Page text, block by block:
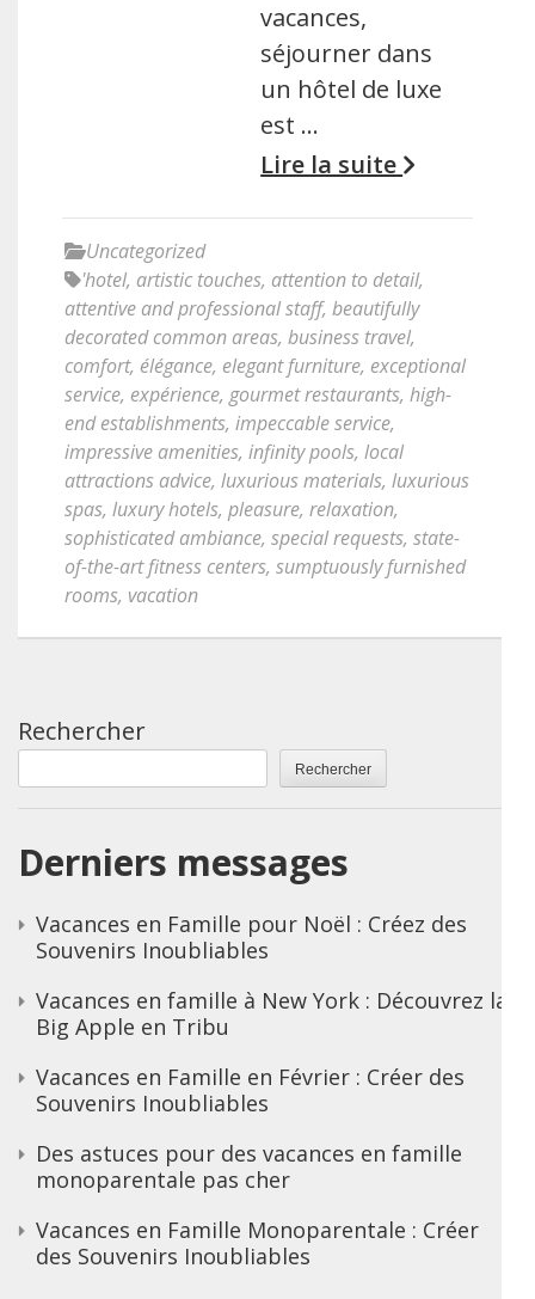
vacances,
séjourner dans
un hôtel de luxe
est …
Lire la suite
Uncategorized
'hotel, artistic touches, attention to detail,
attentive and professional staff, beautifully
decorated common areas, business travel,
comfort, élégance, elegant furniture, exceptional
service, expérience, gourmet restaurants, high-
end establishments, impeccable service,
impressive amenities, infinity pools, local
attractions advice, luxurious materials, luxurious
spas, luxury hotels, pleasure, relaxation,
sophisticated ambiance, special requests, state-
of-the-art fitness centers, sumptuously furnished
rooms, vacation
Rechercher
Rechercher
Derniers messages
Vacances en Famille pour Noël : Créez des
Souvenirs Inoubliables
Vacances en famille à New York : Découvrez la
Big Apple en Tribu
Vacances en Famille en Février : Créer des
Souvenirs Inoubliables
Des astuces pour des vacances en famille
monoparentale pas cher
Vacances en Famille Monoparentale : Créer
des Souvenirs Inoubliables